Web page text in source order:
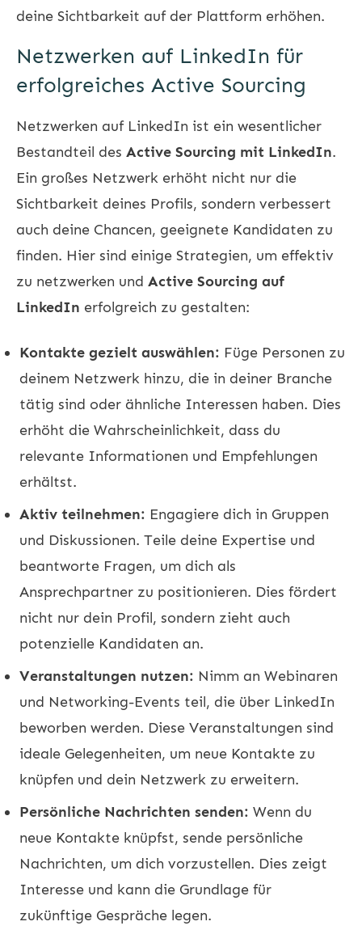
deine Sichtbarkeit auf der Plattform erhöhen.
Netzwerken auf LinkedIn für
erfolgreiches Active Sourcing
Netzwerken auf LinkedIn ist ein wesentlicher
Bestandteil des Active Sourcing mit LinkedIn.
Ein großes Netzwerk erhöht nicht nur die
Sichtbarkeit deines Profils, sondern verbessert
auch deine Chancen, geeignete Kandidaten zu
finden. Hier sind einige Strategien, um effektiv
zu netzwerken und Active Sourcing auf
LinkedIn erfolgreich zu gestalten:
Kontakte gezielt auswählen: Füge Personen zu
deinem Netzwerk hinzu, die in deiner Branche
tätig sind oder ähnliche Interessen haben. Dies
erhöht die Wahrscheinlichkeit, dass du
relevante Informationen und Empfehlungen
erhältst.
Aktiv teilnehmen: Engagiere dich in Gruppen
und Diskussionen. Teile deine Expertise und
beantworte Fragen, um dich als
Ansprechpartner zu positionieren. Dies fördert
nicht nur dein Profil, sondern zieht auch
potenzielle Kandidaten an.
Veranstaltungen nutzen: Nimm an Webinaren
und Networking-Events teil, die über LinkedIn
beworben werden. Diese Veranstaltungen sind
ideale Gelegenheiten, um neue Kontakte zu
knüpfen und dein Netzwerk zu erweitern.
Persönliche Nachrichten senden: Wenn du
neue Kontakte knüpfst, sende persönliche
Nachrichten, um dich vorzustellen. Dies zeigt
Interesse und kann die Grundlage für
zukünftige Gespräche legen.